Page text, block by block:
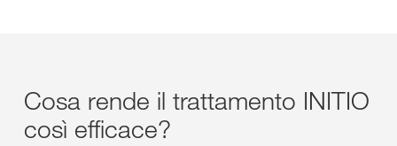
Cosa rende il trattamento INITIO
così efficace?